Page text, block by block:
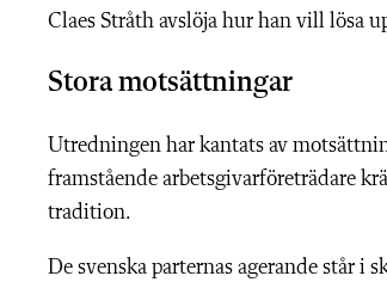
Claes Stråth avslöja hur han vill lösa
Stora motsättningar
Utredningen har kantats av
framstående arbetsgivarföreträdare
tradition.
De svenska parternas agerande står i